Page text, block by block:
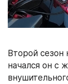
Второй сезон
начался он с